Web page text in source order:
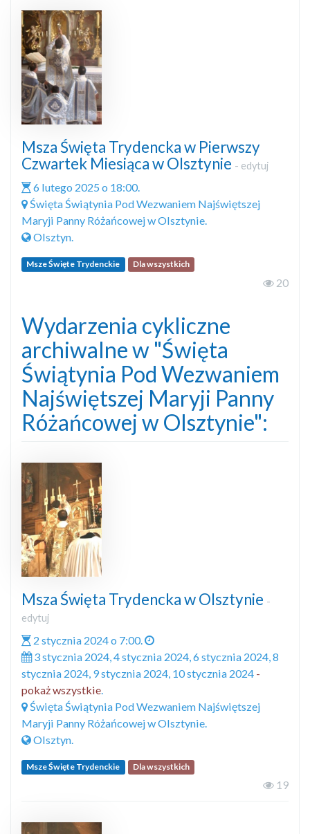
Msza Święta Trydencka w Pierwszy
Czwartek Miesiąca w Olsztynie - edytuj
6 lutego 2025 o 18:00.
Święta Świątynia Pod Wezwaniem Najświętszej
Maryji Panny Różańcowej w Olsztynie.
Olsztyn.
Msze Święte Trydenckie Dla wszystkich
20
Wydarzenia cykliczne
archiwalne w "Święta
Świątynia Pod Wezwaniem
Najświętszej Maryji Panny
Różańcowej w Olsztynie":
Msza Święta Trydencka w Olsztynie -
edytuj
2 stycznia 2024 o 7:00.
3 stycznia 2024, 4 stycznia 2024, 6 stycznia 2024, 8
stycznia 2024, 9 stycznia 2024, 10 stycznia 2024 -
pokaż wszystkie
Święta Świątynia Pod Wezwaniem Najświętszej
Maryji Panny Różańcowej w Olsztynie.
Olsztyn.
Msze Święte Trydenckie Dla wszystkich
19